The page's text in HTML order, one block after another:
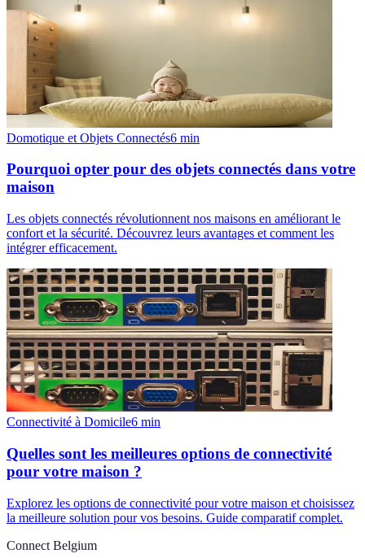
Domotique et Objets Connectés6 min
Pourquoi opter pour des objets connectés dans votre
maison
Les objets connectés révolutionnent nos maisons en améliorant le
confort et la sécurité. Découvrez leurs avantages et comment les
intégrer efficacement.
Connectivité à Domicile6 min
Quelles sont les meilleures options de connectivité
pour votre maison ?
Explorez les options de connectivité pour votre maison et choisissez
la meilleure solution pour vos besoins. Guide comparatif complet.
Connect Belgium